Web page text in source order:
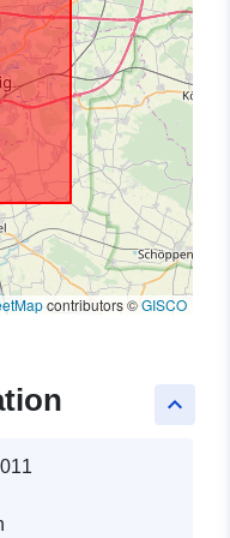
contributors ©GISCO
keyboard_arrow_up